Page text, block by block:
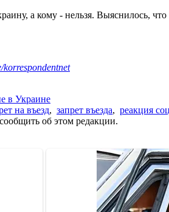
а кому - нельзя. Выяснилось,
korrespondentnet
в Украине
на въезд, запрет въезда, реакция
об этом редакции.